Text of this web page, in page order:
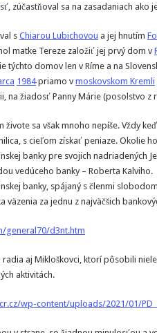
zúčastňoval sa na zasadaniach ako
sChiarou Lubichovou a jej hnutím
matke Tereze založiť jej prvý dom v
týchto domov len v Ríme a na
1984priamo v moskovskom Kremli
na žiadosť Panny Márie (posolstvo z
živote sa však mnoho nepíše. Vždy
s cieľom získať peniaze. Okolie
banky pre svojich nadriadených
vedúceho banky – Roberta
banky, spájaný s členmi
väzenia za jednu z najväčšich
general70/d3nt.htm
radia aj Mikloškovci, ktorí pôsobili
aktivitách.
wp-content/uploads/2021/01/